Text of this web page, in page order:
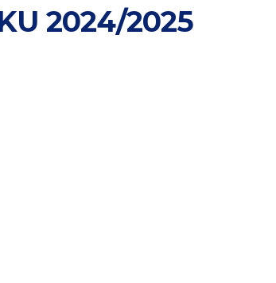
2024/2025